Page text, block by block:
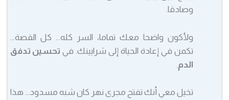
وصادقا.
ولأكون واضحا معك تماما، السر كله… كل القصة…
تكمن في إعادة الحياة إلى شرايينك. في تحسين تدفق
الدم.
تخيل معي أنك تفتح مجرى نهر كان شبه مسدود… هذا